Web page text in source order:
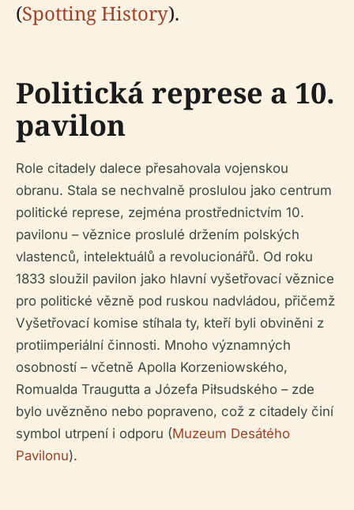
(Spotting History).
Politická represe a 10.
pavilon
Role citadely dalece přesahovala vojenskou
obranu. Stala se nechvalně proslulou jako centrum
politické represe, zejména prostřednictvím 10.
pavilonu – věznice proslulé držením polských
vlastenců, intelektuálů a revolucionářů. Od roku
1833 sloužil pavilon jako hlavní vyšetřovací věznice
pro politické vězně pod ruskou nadvládou, přičemž
Vyšetřovací komise stíhala ty, kteří byli obviněni z
protiimperiální činnosti. Mnoho významných
osobností – včetně Apolla Korzeniowského,
Romualda Traugutta a Józefa Piłsudského – zde
bylo uvězněno nebo popraveno, což z citadely činí
symbol utrpení i odporu (Muzeum Desátého
Pavilonu).